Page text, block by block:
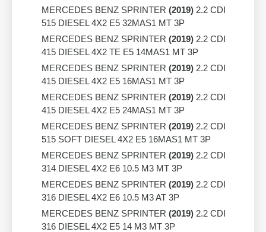
MERCEDES BENZ SPRINTER (2019) 2.2 CDI
515 DIESEL 4X2 E5 32MAS1 MT 3P
MERCEDES BENZ SPRINTER (2019) 2.2 CDI
415 DIESEL 4X2 TE E5 14MAS1 MT 3P
MERCEDES BENZ SPRINTER (2019) 2.2 CDI
415 DIESEL 4X2 E5 16MAS1 MT 3P
MERCEDES BENZ SPRINTER (2019) 2.2 CDI
415 DIESEL 4X2 E5 24MAS1 MT 3P
MERCEDES BENZ SPRINTER (2019) 2.2 CDI
515 SOFT DIESEL 4X2 E5 16MAS1 MT 3P
MERCEDES BENZ SPRINTER (2019) 2.2 CDI
314 DIESEL 4X2 E6 10.5 M3 MT 3P
MERCEDES BENZ SPRINTER (2019) 2.2 CDI
316 DIESEL 4X2 E6 10.5 M3 AT 3P
MERCEDES BENZ SPRINTER (2019) 2.2 CDI
316 DIESEL 4X2 E5 14 M3 MT 3P